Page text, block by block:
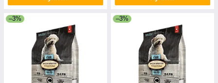
–3% –3%